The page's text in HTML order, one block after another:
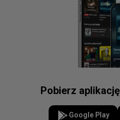
Pobierz
Google Play